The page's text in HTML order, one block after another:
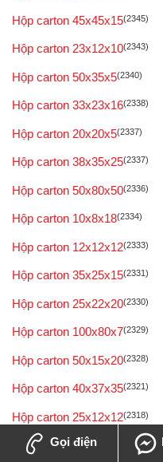
Hộp carton 45x45x15(2345)
Hộp carton 23x12x10(2343)
Hộp carton 50x35x5(2340)
Hộp carton 33x23x16(2338)
Hộp carton 20x20x5(2337)
Hộp carton 38x35x25(2337)
Hộp carton 50x80x50(2336)
Hộp carton 10x8x18(2334)
Hộp carton 12x12x12(2333)
Hộp carton 35x25x15(2331)
Hộp carton 25x22x20(2330)
Hộp carton 100x80x7(2329)
Hộp carton 50x15x20(2328)
Hộp carton 40x37x35(2321)
Hộp carton 25x12x12(2318)
Hộp carton 16x16x10 (2314)
Gọi điện